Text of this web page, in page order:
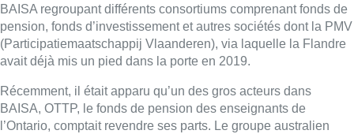
BAISA regroupant différents consortiums comprenant fonds de
pension, fonds d’investissement et autres sociétés dont la PMV
(Participatiemaatschappij Vlaanderen), via laquelle la Flandre
avait déjà mis un pied dans la porte en 2019.
Récemment, il était apparu qu’un des gros acteurs dans
BAISA, OTTP, le fonds de pension des enseignants de
l’Ontario, comptait revendre ses parts. Le groupe australien